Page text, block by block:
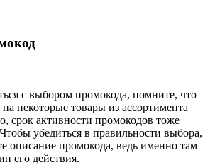
с выбором промокода, помните, что
на некоторые товары из ассортимента
срок активности промокодов тоже
убедиться в правильности выбора,
описание промокода, ведь именно там
его действия.